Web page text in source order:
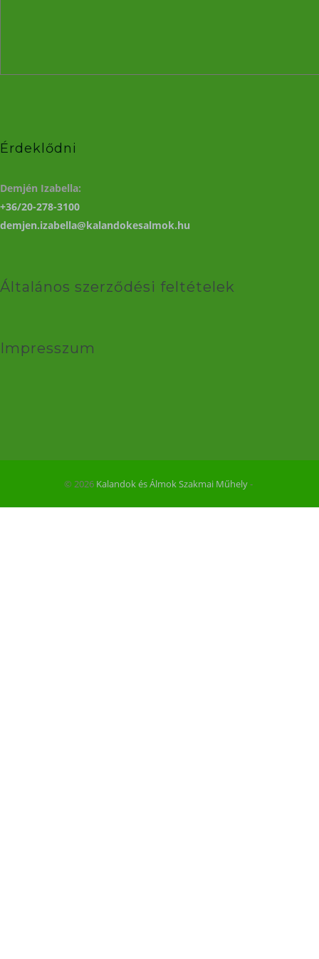
Érdeklődni
Demjén Izabella:
+36/20-278-3100
demjen.izabella@kalandokesalmok.hu
Általános szerződési feltételek
Impresszum
© 2026 Kalandok és Álmok Szakmai Műhely‐